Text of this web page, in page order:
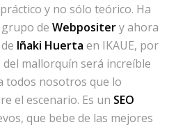
y no sólo teórico. Ha
de Webpositery ahora
Iñaki Huerta en IKAUE, por
mallorquín será increíble
todos nosotros que lo
el escenario. Es un SEO
que bebe de las mejores